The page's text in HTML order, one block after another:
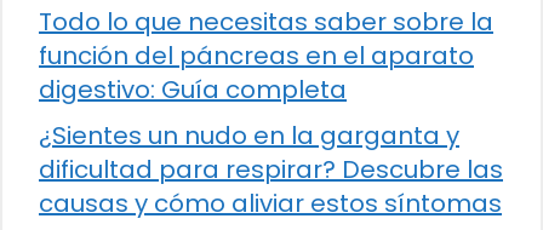
Todo lo que necesitas saber sobre la
función del páncreas en el aparato
digestivo: Guía completa
¿Sientes un nudo en la garganta y
dificultad para respirar? Descubre las
causas y cómo aliviar estos síntomas